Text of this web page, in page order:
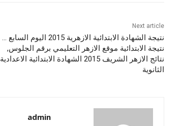
Next article
نتيجة الشهادة الابتدائية الازهرية 2015 اليوم السابع …
نتيجة الابتدائية موقع الازهر التعليمي برقم الجلوس,
نتائج الازهر الشريف 2015 الشهادة الابتدائية الاعدادية
الثانوية
admin